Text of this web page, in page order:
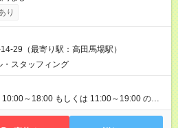
り
29（最寄り駅：高田馬場駅）
スタッフィング
～18:00 もしくは 11:00～19:00 の勤
時間：7時間 ※休憩1時間